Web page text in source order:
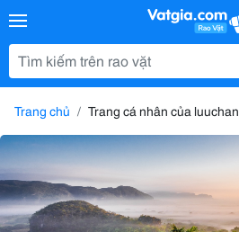
Trang chủ Trang cá nhân của